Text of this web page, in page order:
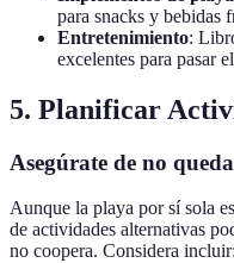
para snacks y bebidas
Entretenimiento:
excelentes para pasar
5. Planificar
Asegúrate de no
Aunque la playa por sí sola
de actividades alternativas
no coopera. Considera incluir: